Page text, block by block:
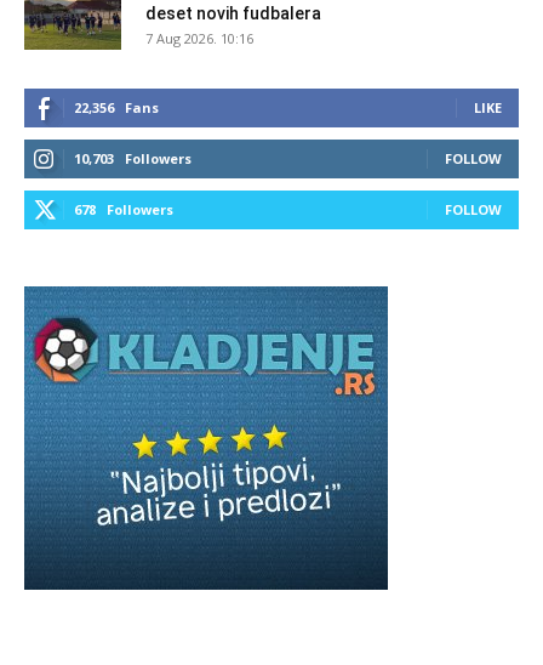
deset novih fudbalera
7 Aug 2026. 10:16
22,356 Fans LIKE
10,703 Followers FOLLOW
678 Followers FOLLOW